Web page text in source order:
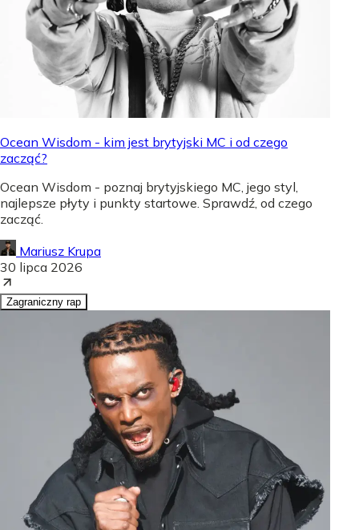
Ocean Wisdom - kim jest brytyjski MC i od czego
zacząć?
Ocean Wisdom - poznaj brytyjskiego MC, jego styl,
najlepsze płyty i punkty startowe. Sprawdź, od czego
zacząć.
Mariusz Krupa
30 lipca 2026
Zagraniczny rap